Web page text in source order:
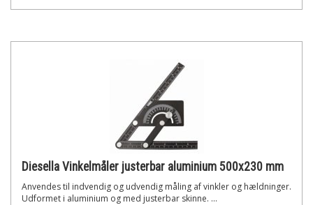
Diesella Vinkelmåler justerbar aluminium 500x230 mm
Anvendes til indvendig og udvendig måling af vinkler og hældninger.
Udformet i aluminium og med justerbar skinne. ...